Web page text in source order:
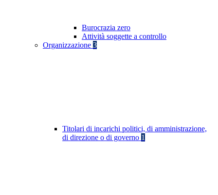
Burocrazia zero
Attività soggette a controllo
Organizzazione 3
Titolari di incarichi politici, di amministrazione,
di direzione o di governo 1